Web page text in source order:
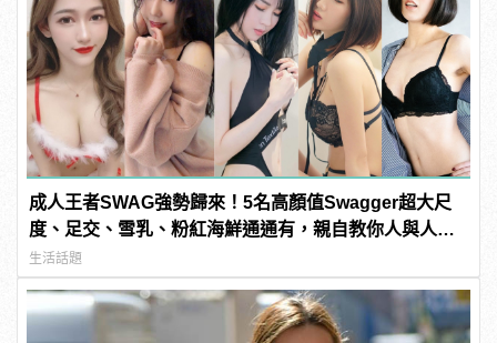
成人王者SWAG強勢歸來！5名高顏值Swagger超大尺
度、足交、雪乳、粉紅海鮮通通有，親自教你人與人的
連結！ | manfashion這樣變型男
生活話題